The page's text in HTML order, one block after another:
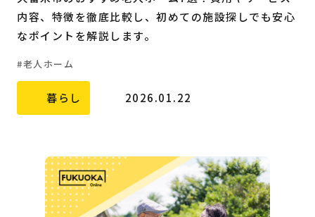
内容、特徴を徹底比較し、初めての施設探しでも安心
なポイントを解説します。
老人ホーム
暮らし 2026.01.22